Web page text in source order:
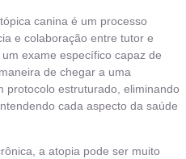
canina é um processo
e colaboração entre tutor e
exame específico capaz de
de chegar a uma
protocolo estruturado, eliminando
cada aspecto da saúde
a atopia pode ser muito